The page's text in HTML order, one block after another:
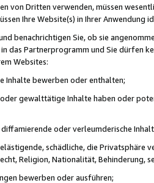
von Dritten verwenden, müssen
Ihre Website(s) in Ihrer Anwendung
benachrichtigen Sie, ob sie
das Partnerprogramm und Sie dürfen
Websites:
Inhalte bewerben oder enthalten;
gewalttätige Inhalte haben oder
oder verleumderische
schädliche, die Privatsphäre
Religion, Nationalität, Behinderung,
bewerben oder ausführen;